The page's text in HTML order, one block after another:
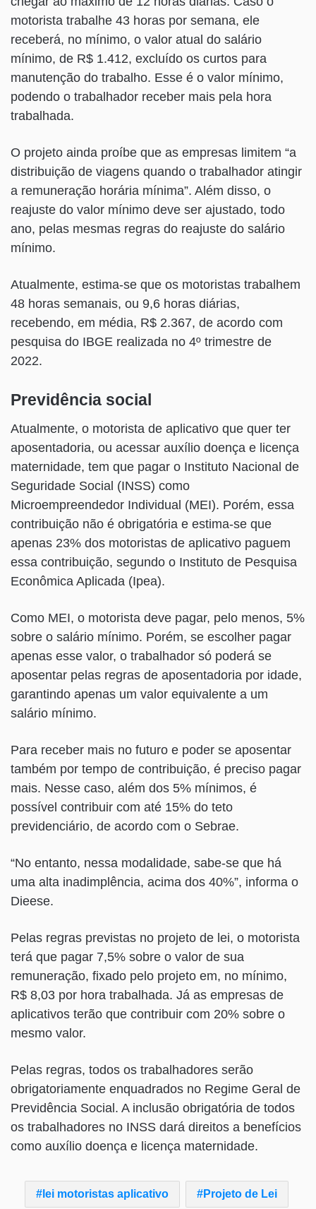
motorista trabalhe 43 horas por semana, ele
receberá, no mínimo, o valor atual do salário
mínimo, de R$ 1.412, excluído os curtos para
manutenção do trabalho. Esse é o valor mínimo,
podendo o trabalhador receber mais pela hora
trabalhada.
O projeto ainda proíbe que as empresas limitem “a
distribuição de viagens quando o trabalhador atingir
a remuneração horária mínima”. Além disso, o
reajuste do valor mínimo deve ser ajustado, todo
ano, pelas mesmas regras do reajuste do salário
mínimo.
Atualmente, estima-se que os motoristas trabalhem
48 horas semanais, ou 9,6 horas diárias,
recebendo, em média, R$ 2.367, de acordo com
pesquisa do IBGE realizada no 4º trimestre de
2022.
Previdência social
Atualmente, o motorista de aplicativo que quer ter
aposentadoria, ou acessar auxílio doença e licença
maternidade, tem que pagar o Instituto Nacional de
Seguridade Social (INSS) como
Microempreendedor Individual (MEI). Porém, essa
contribuição não é obrigatória e estima-se que
apenas 23% dos motoristas de aplicativo paguem
essa contribuição, segundo o Instituto de Pesquisa
Econômica Aplicada (Ipea).
Como MEI, o motorista deve pagar, pelo menos, 5%
sobre o salário mínimo. Porém, se escolher pagar
apenas esse valor, o trabalhador só poderá se
aposentar pelas regras de aposentadoria por idade,
garantindo apenas um valor equivalente a um
salário mínimo.
Para receber mais no futuro e poder se aposentar
também por tempo de contribuição, é preciso pagar
mais. Nesse caso, além dos 5% mínimos, é
possível contribuir com até 15% do teto
previdenciário, de acordo com o Sebrae.
“No entanto, nessa modalidade, sabe-se que há
uma alta inadimplência, acima dos 40%”, informa o
Dieese.
Pelas regras previstas no projeto de lei, o motorista
terá que pagar 7,5% sobre o valor de sua
remuneração, fixado pelo projeto em, no mínimo,
R$ 8,03 por hora trabalhada. Já as empresas de
aplicativos terão que contribuir com 20% sobre o
mesmo valor.
Pelas regras, todos os trabalhadores serão
obrigatoriamente enquadrados no Regime Geral de
Previdência Social. A inclusão obrigatória de todos
os trabalhadores no INSS dará direitos a benefícios
como auxílio doença e licença maternidade.
lei motoristas aplicativo Projeto de Lei